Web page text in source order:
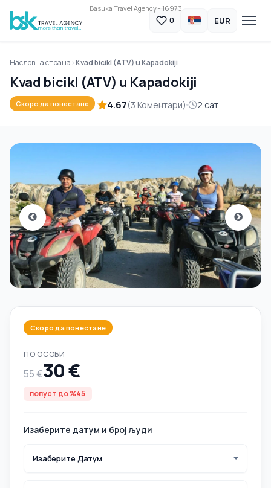
Basuka Travel Agency - 16973
0 EUR
Насловна страна Kvad bicikl (ATV) u Kapadokiji
Kvad bicikl (ATV) u Kapadokiji
Скоро да понестане 4.67(3 Коментари) 2 сат
Скоро да понестане
ПО ОСОБИ
55 €30 €
попуст до %45
Изаберите датум и број људи
Изаберите Датум